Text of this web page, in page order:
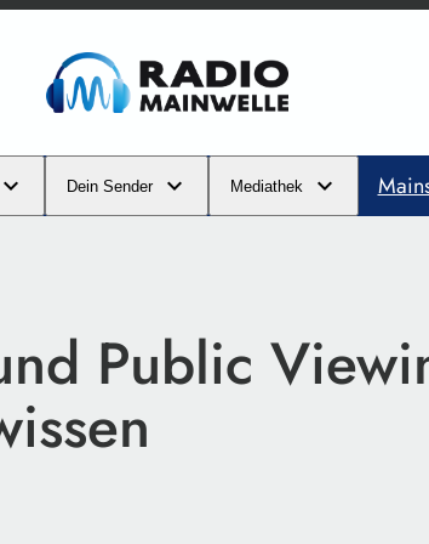
Dein Sender Mediathek
Public